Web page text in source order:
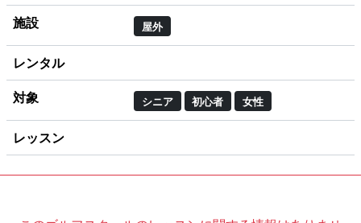
施設 屋外
レンタル
対象 シニア 初心者 女性
レッスン